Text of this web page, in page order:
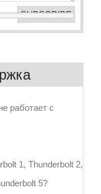
работает с
1, Thunderbolt 2,
5?